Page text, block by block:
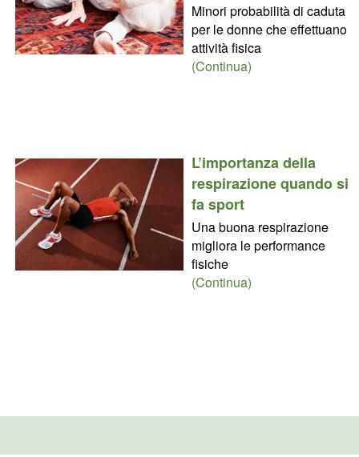
Minori probabilità di caduta
per le donne che effettuano
attività fisica
(Continua)
L’importanza della
respirazione quando si
fa sport
Una buona respirazione
migliora le performance
fisiche
(Continua)